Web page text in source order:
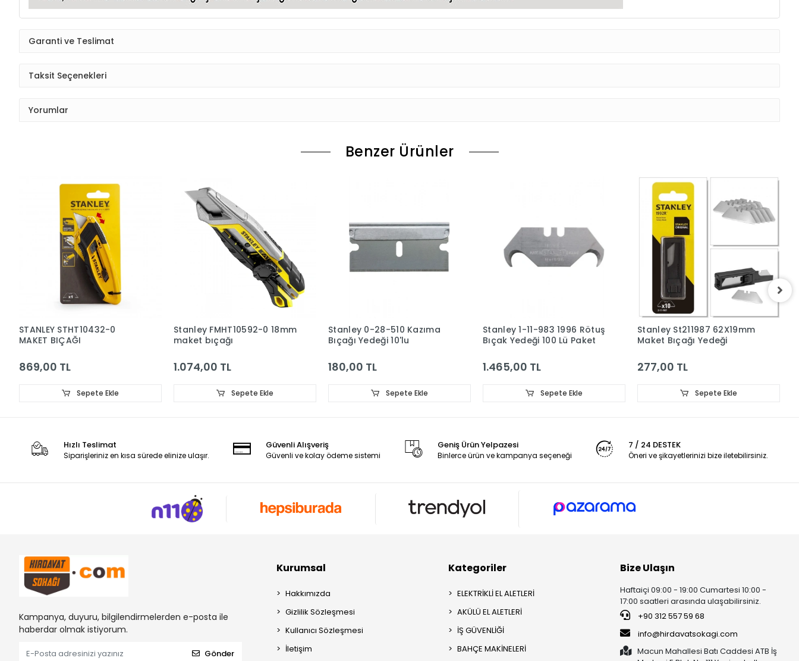
Garanti ve Teslimat
Taksit Seçenekleri
Yorumlar
Benzer Ürünler
STANLEY STHT10432-0
MAKET BIÇAĞI
869,00 TL
Sepete Ekle
Stanley FMHT10592-0 18mm
maket bıçağı
1.074,00 TL
Sepete Ekle
Stanley 0-28-510 Kazıma
Bıçağı Yedeği 10'lu
180,00 TL
Sepete Ekle
Stanley 1-11-983 1996 Rötuş
Bıçak Yedeği 100 Lü Paket
1.465,00 TL
Sepete Ekle
Stanley St211987 62X19mm
Maket Bıçağı Yedeği
277,00 TL
Sepete Ekle
Hızlı Teslimat
Siparişleriniz en kısa sürede elinize ulaşır.
Güvenli Alışveriş
Güvenli ve kolay ödeme sistemi
Geniş Ürün Yelpazesi
Binlerce ürün ve kampanya seçeneği
7 / 24 DESTEK
Öneri ve şikayetlerinizi bize iletebilirsiniz.
Kampanya, duyuru, bilgilendirmelerden e-posta ile
haberdar olmak istiyorum.
Gönder
Kurumsal
Hakkımızda
Gizlilik Sözleşmesi
Kullanıcı Sözleşmesi
İletişim
Kategoriler
ELEKTRİKLİ EL ALETLERİ
AKÜLÜ EL ALETLERİ
İŞ GÜVENLİĞİ
BAHÇE MAKİNELERİ
Bize Ulaşın
Haftaiçi 09:00 - 19:00 Cumartesi 10:00 -
17:00 saatleri arasında ulaşabilirsiniz.
+90 312 557 59 68
info@hirdavatsokagi.com
Macun Mahallesi Batı Caddesi ATB İş